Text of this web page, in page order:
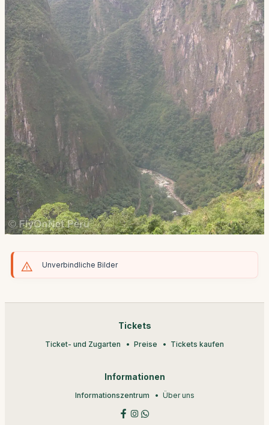
Unverbindliche Bilder
Tickets
Ticket- und Zugarten Preise Tickets kaufen
Informationen
Informationszentrum Über uns